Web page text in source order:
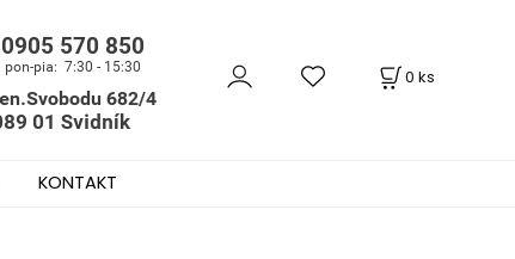
0 ks
KONTAKT